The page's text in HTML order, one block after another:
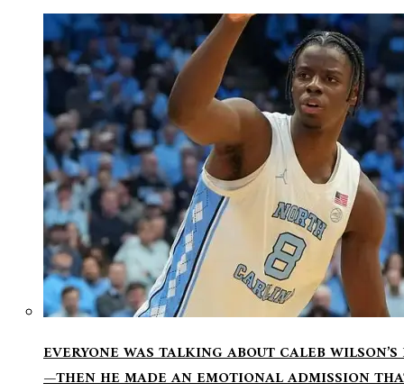
EVERYONE WAS TALKING ABOUT CALEB
—THEN HE MADE AN EMOTIONAL ADMISSION